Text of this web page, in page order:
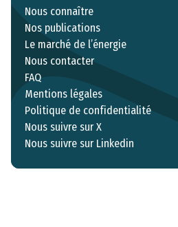
Nous connaître
Nos publications
Le marché de l’énergie
Nous contacter
FAQ
Mentions légales
Politique de confidentialité
Nous suivre sur X
Nous suivre sur Linkedin